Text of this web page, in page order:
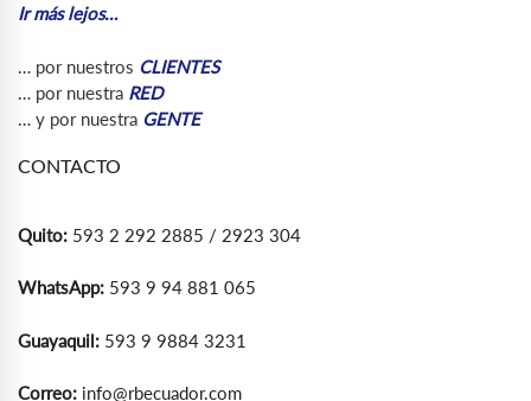
Ir más lejos…
… por nuestros CLIENTES
… por nuestra RED
… y por nuestra GENTE
CONTACTO
Quito: 593 2 292 2885 / 2923 304
WhatsApp: 593 9 94 881 065
Guayaquil: 593 9 9884 3231
Correo: info@rbecuador.com